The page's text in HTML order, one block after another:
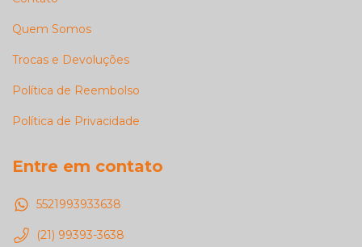
Quem Somos
Trocas e Devoluções
Política de Reembolso
Política de Privacidade
Entre em contato
5521993933638
(21) 99393-3638